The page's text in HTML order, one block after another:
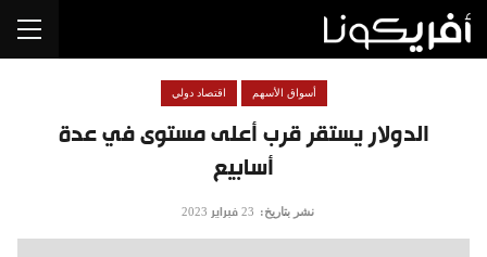
الدولار يستقر قرب أعلى مستوى في عدة
أسابيع
أسواق الأسهم اقتصاد دولي
نشر بتاريخ: 23 فبراير 2023